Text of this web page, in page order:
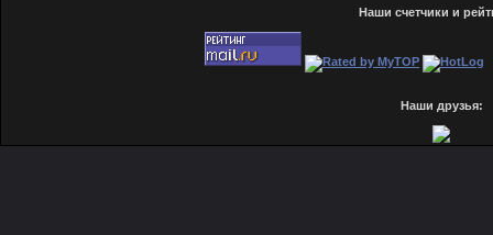
Наши счетчики и
Наши друзья: